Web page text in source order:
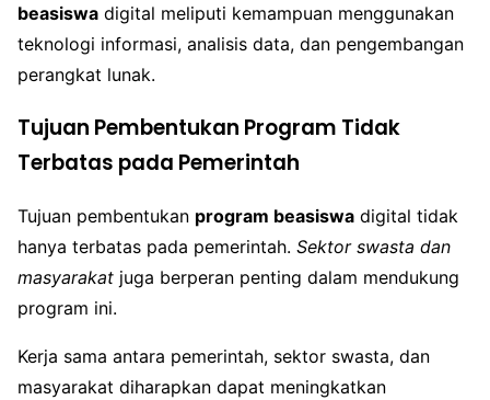
beasiswa digital meliputi kemampuan menggunakan
teknologi informasi, analisis data, dan pengembangan
perangkat lunak.
Tujuan Pembentukan Program Tidak
Terbatas pada Pemerintah
Tujuan pembentukan program beasiswa digital tidak
hanya terbatas pada pemerintah. Sektor swasta dan
masyarakat juga berperan penting dalam mendukung
program ini.
Kerja sama antara pemerintah, sektor swasta, dan
masyarakat diharapkan dapat meningkatkan